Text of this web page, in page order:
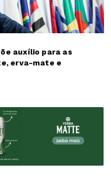
auxílio para as
erva-mate e